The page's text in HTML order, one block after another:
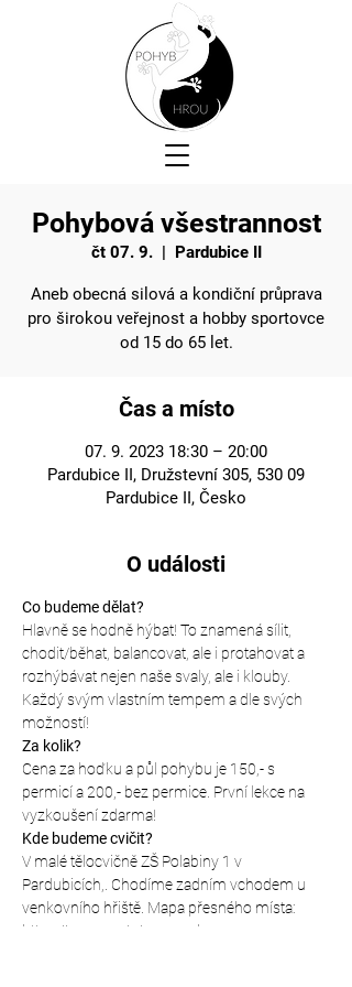
Pohybová všestrannost
čt 07. 9.
  |
Pardubice II
Aneb obecná silová a kondiční průprava
pro širokou veřejnost a hobby sportovce
od 15 do 65 let.
Čas a místo
07. 9. 2023 18:30 – 20:00
Pardubice II, Družstevní 305, 530 09
Pardubice II, Česko
O události
Co budeme dělat?
Hlavně se hodně hýbat! To znamená sílit,
chodit/běhat, balancovat, ale i protahovat a
rozhýbávat nejen naše svaly, ale i klouby.
Každý svým vlastním tempem a dle svých
možností!
Za kolik?
Cena za hoďku a půl pohybu je 150,- s
permicí a 200,- bez permice. První lekce na
vyzkoušení zdarma!
Kde budeme cvičit?
V malé tělocvičně ZŠ Polabiny 1 v
Pardubicích,. Chodíme zadním vchodem u
venkovního hřiště. Mapa přesného místa:
https://mapy.cz/s/panepadanu